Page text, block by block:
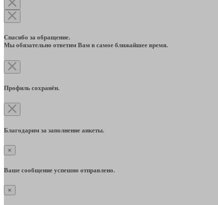
Спасибо за обращение.
Мы обязательно ответим Вам в самое ближайшее время.
Профиль сохранён.
Благодарим за заполнение анкеты.
×
Ваше сообщение успешно отправлено.
×